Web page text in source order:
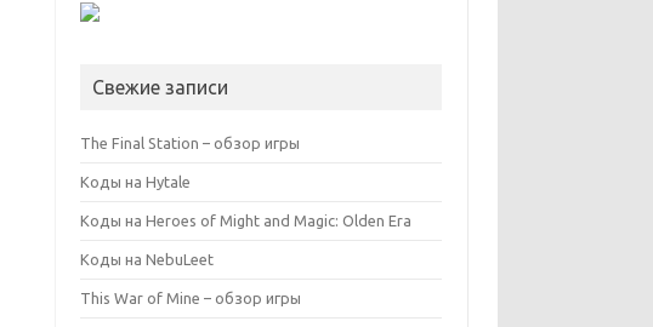
Свежие записи
The Final Station – обзор игры
Коды на Hytale
Коды на Heroes of Might and Magic: Olden Era
Коды на NebuLeet
This War of Mine – обзор игры